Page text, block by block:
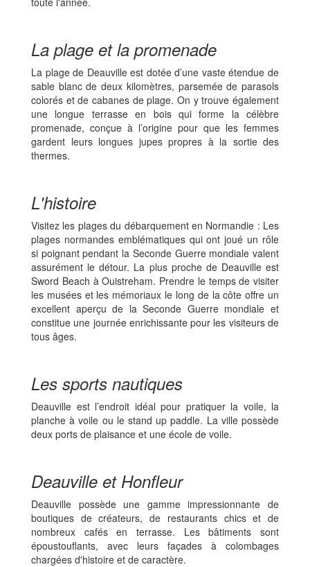
La plage et la promenade
La plage de Deauville est dotée d’une vaste étendue de
sable blanc de deux kilomètres, parsemée de parasols
colorés et de cabanes de plage. On y trouve également
une longue terrasse en bois qui forme la célèbre
promenade, conçue à l’origine pour que les femmes
gardent leurs longues jupes propres à la sortie des
thermes.
L'histoire
Visitez les plages du débarquement en Normandie : Les
plages normandes emblématiques qui ont joué un rôle
si poignant pendant la Seconde Guerre mondiale valent
assurément le détour. La plus proche de Deauville est
Sword Beach à Ouistreham. Prendre le temps de visiter
les musées et les mémoriaux le long de la côte offre un
excellent aperçu de la Seconde Guerre mondiale et
constitue une journée enrichissante pour les visiteurs de
tous âges.
Les sports nautiques
Deauville est l’endroit idéal pour pratiquer la voile, la
planche à voile ou le stand up paddle. La ville possède
deux ports de plaisance et une école de voile.
Deauville et Honfleur
Deauville possède une gamme impressionnante de
boutiques de créateurs, de restaurants chics et de
nombreux cafés en terrasse. Les bâtiments sont
époustouflants, avec leurs façades à colombages
chargées d'histoire et de caractère.